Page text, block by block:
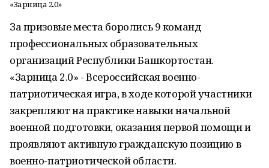
«Зарница 2.0»
За призовые места боролись 9 команд
профессиональных образовательных
организаций Республики Башкортостан.
«Зарница 2.0» - Всероссийская военно-
патриотическая игра, в ходе которой участники
закрепляют на практике навыки начальной
военной подготовки, оказания первой помощи и
проявляют активную гражданскую позицию в
военно-патриотической области.